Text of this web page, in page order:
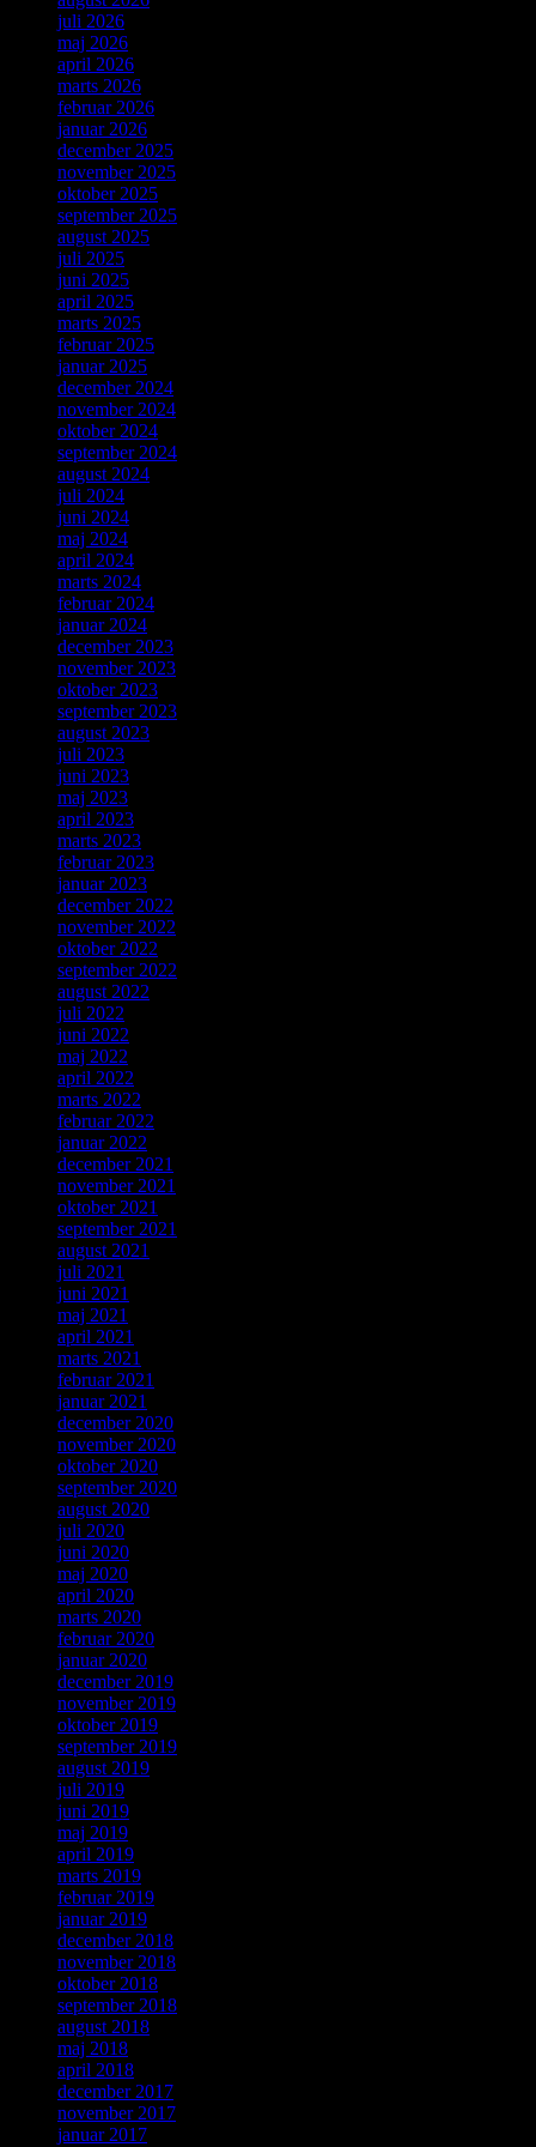
juli 2026
maj 2026
april 2026
marts 2026
februar 2026
januar 2026
december 2025
november 2025
oktober 2025
september 2025
august 2025
juli 2025
juni 2025
april 2025
marts 2025
februar 2025
januar 2025
december 2024
november 2024
oktober 2024
september 2024
august 2024
juli 2024
juni 2024
maj 2024
april 2024
marts 2024
februar 2024
januar 2024
december 2023
november 2023
oktober 2023
september 2023
august 2023
juli 2023
juni 2023
maj 2023
april 2023
marts 2023
februar 2023
januar 2023
december 2022
november 2022
oktober 2022
september 2022
august 2022
juli 2022
juni 2022
maj 2022
april 2022
marts 2022
februar 2022
januar 2022
december 2021
november 2021
oktober 2021
september 2021
august 2021
juli 2021
juni 2021
maj 2021
april 2021
marts 2021
februar 2021
januar 2021
december 2020
november 2020
oktober 2020
september 2020
august 2020
juli 2020
juni 2020
maj 2020
april 2020
marts 2020
februar 2020
januar 2020
december 2019
november 2019
oktober 2019
september 2019
august 2019
juli 2019
juni 2019
maj 2019
april 2019
marts 2019
februar 2019
januar 2019
december 2018
november 2018
oktober 2018
september 2018
august 2018
maj 2018
april 2018
december 2017
november 2017
januar 2017